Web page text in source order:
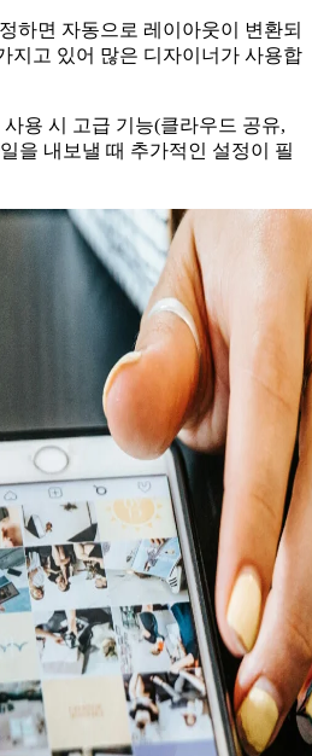
하면 자동으로 레이아웃이 변환되
지고 있어 많은 디자이너가 사용합
사용 시 고급 기능(클라우드 공유,
을 내보낼 때 추가적인 설정이 필